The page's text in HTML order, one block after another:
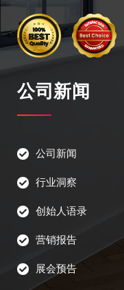
公司新闻
公司新闻
行业洞察
创始人语录
营销报告
展会预告